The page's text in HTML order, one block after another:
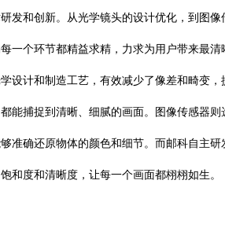
发和创新。从光学镜头的设计优化，到图
一个环节都精益求精，力求为用户带来最清
计和制造工艺，有效减少了像差和畸变，
能捕捉到清晰、细腻的画面。图像传感器
准确还原物体的颜色和细节。而邮科自主
和度和清晰度，让每一个画面都栩栩如生。